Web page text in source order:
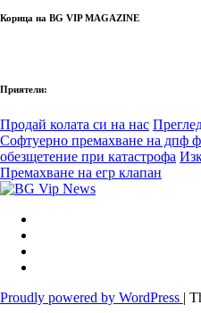
Корица на BG VIP MAGAZINE
Приятели:
Продай колата си на нас
Софтуерно премахване на дпф
обезщетение при катастрофа
Премахване на егр клапан
Proudly powered by WordPress |